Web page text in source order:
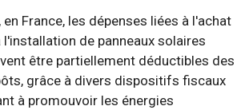
en France, les dépenses liées à l'achat
l'installation de panneaux solaires
être partiellement déductibles des
grâce à divers dispositifs fiscaux
à promouvoir les énergies